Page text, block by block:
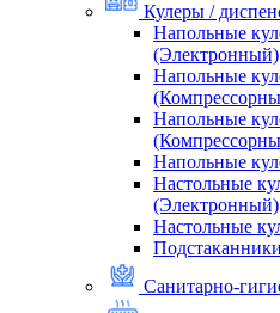
Кулеры /
Напольные
(Электронный)
Напольные
Напольные
Напольные
Настольные
(Электронный)
Настольные
Подстаканники
Санитарно-